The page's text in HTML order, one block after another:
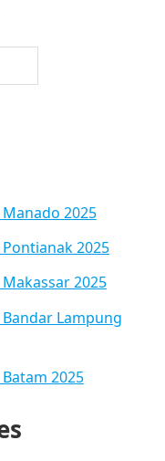
2025
2025
2025
Lampung
2025